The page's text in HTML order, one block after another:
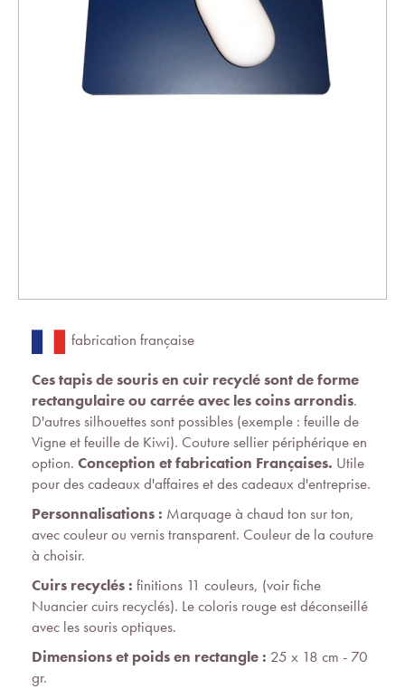
fabrication française
Ces tapis de souris en cuir recyclé sont de forme
rectangulaire ou carrée avec les coins arrondis.
D'autres silhouettes sont possibles (exemple : feuille de
Vigne et feuille de Kiwi). Couture sellier périphérique en
option. Conception et fabrication Françaises. Utile
pour des cadeaux d'affaires et des cadeaux d'entreprise.
Personnalisations : Marquage à chaud ton sur ton,
avec couleur ou vernis transparent. Couleur de la couture
à choisir.
Cuirs recyclés : finitions 11 couleurs, (voir fiche
Nuancier cuirs recyclés). Le coloris rouge est déconseillé
avec les souris optiques.
Dimensions et poids en rectangle : 25 x 18 cm - 70
gr.